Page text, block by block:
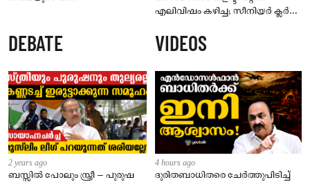
എലിവിഷം കഴിച്ച; സീനിയർ ക്ലർക്ക്
DEBATE
2 years ago
ബസ്സിൽ പോലും സ്ത്രീ – പുരുഷ
VIDEOS
4 hours ago
ദുരിതബാധിതരെ ചേർത്തുപിടിച്ച്